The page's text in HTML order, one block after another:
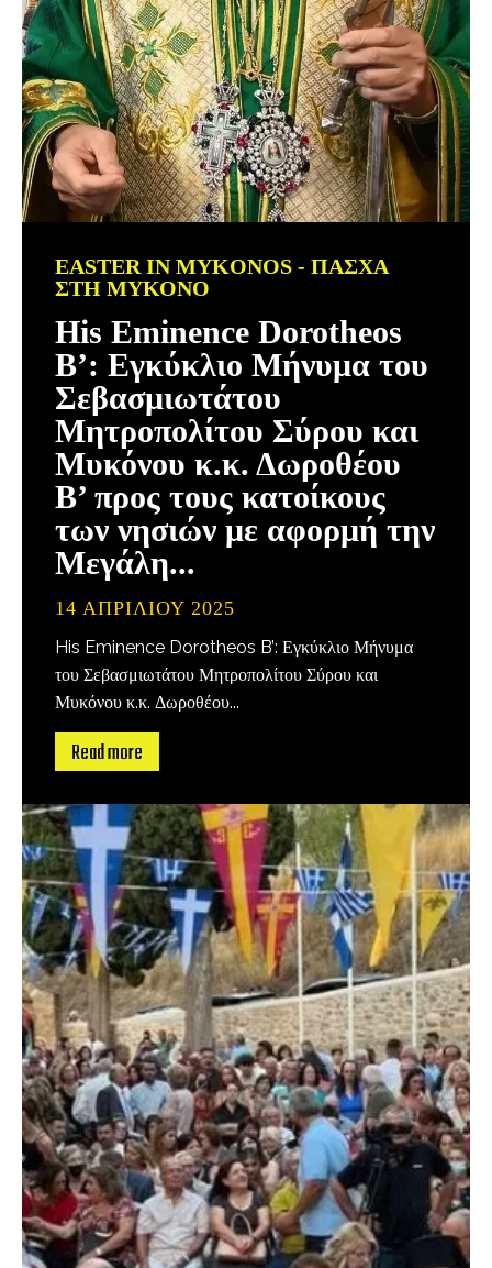
EASTER IN MYKONOS - ΠΆΣΧΑ
ΣΤΗ ΜΎΚΟΝΟ
His Eminence Dorotheos
B’: Εγκύκλιο Μήνυμα του
Σεβασμιωτάτου
Μητροπολίτου Σύρου και
Μυκόνου κ.κ. Δωροθέου
Β’ προς τους κατοίκους
των νησιών με αφορμή την
Μεγάλη...
14 ΑΠΡΙΛΊΟΥ 2025
His Eminence Dorotheos B’: Εγκύκλιο Μήνυμα
του Σεβασμιωτάτου Μητροπολίτου Σύρου και
Μυκόνου κ.κ. Δωροθέου...
Read more